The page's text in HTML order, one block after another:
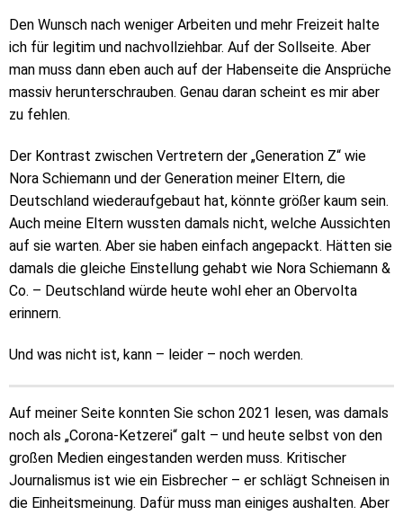
Den Wunsch nach weniger Arbeiten und mehr Freizeit halte
ich für legitim und nachvollziehbar. Auf der Sollseite. Aber
man muss dann eben auch auf der Habenseite die Ansprüche
massiv herunterschrauben. Genau daran scheint es mir aber
zu fehlen.
Der Kontrast zwischen Vertretern der „Generation Z“ wie
Nora Schiemann und der Generation meiner Eltern, die
Deutschland wiederaufgebaut hat, könnte größer kaum sein.
Auch meine Eltern wussten damals nicht, welche Aussichten
auf sie warten. Aber sie haben einfach angepackt. Hätten sie
damals die gleiche Einstellung gehabt wie Nora Schiemann &
Co. – Deutschland würde heute wohl eher an Obervolta
erinnern.
Und was nicht ist, kann – leider – noch werden.
Auf meiner Seite konnten Sie schon 2021 lesen, was damals
noch als „Corona-Ketzerei“ galt – und heute selbst von den
großen Medien eingestanden werden muss. Kritischer
Journalismus ist wie ein Eisbrecher – er schlägt Schneisen in
die Einheitsmeinung. Dafür muss man einiges aushalten. Aber